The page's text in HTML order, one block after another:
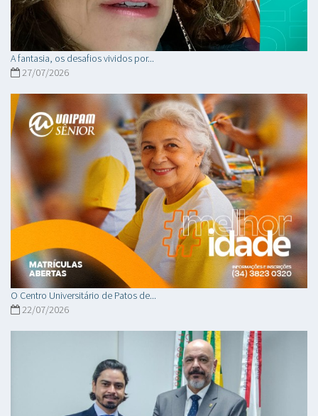
A fantasia, os desafios vividos por...
27/07/2026
O Centro Universitário de Patos de...
22/07/2026